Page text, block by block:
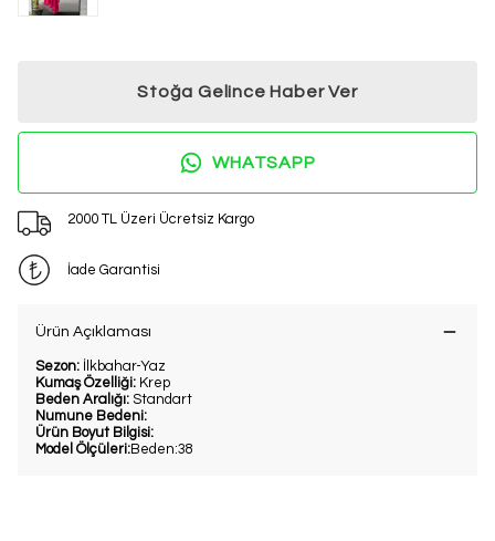
Stoğa Gelince Haber Ver
WHATSAPP
2000 TL Üzeri Ücretsiz Kargo
İade Garantisi
Ürün Açıklaması
Sezon: İlkbahar-Yaz
Kumaş Özelliği: Krep
Beden Aralığı: Standart
Numune Bedeni:
Ürün Boyut Bilgisi:
Model Ölçüleri:Beden:38